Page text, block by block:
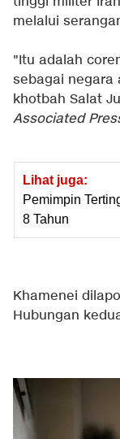
melalui
"Itu adalah
sebagai negara
khotbah Salat
Associated
Lihat juga:
Pemimpin
8 Tahun
Khamenei
Hubungan